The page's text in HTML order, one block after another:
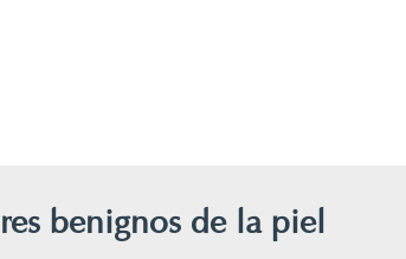
benignos de la piel